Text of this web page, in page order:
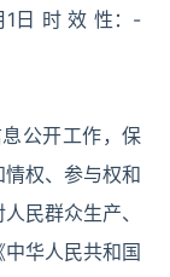
日 时 效 性：-
公开工作，保
权、参与权和
民群众生产、
华人民共和国